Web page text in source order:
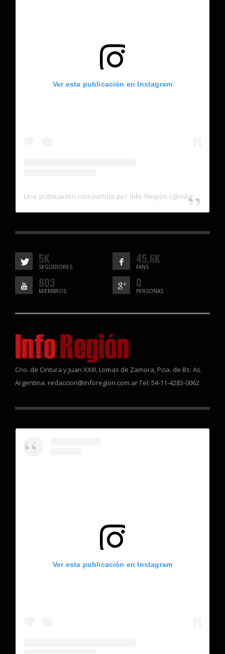
Ver esta publicación en Instagram
Una publicación compartida por Info Región (@inforegion_redes)
5K
SEGUIDORES
45.6K
FANS
803
MIEMBROS
0
PERSONAS
Cno. de Cintura y Juan XXIII, Lomas de Zamora, Pcia. de Bs. As.
Argentina. redaccion@inforegion.com.ar Tel: 54-11-4283-0062
Ver esta publicación en Instagram